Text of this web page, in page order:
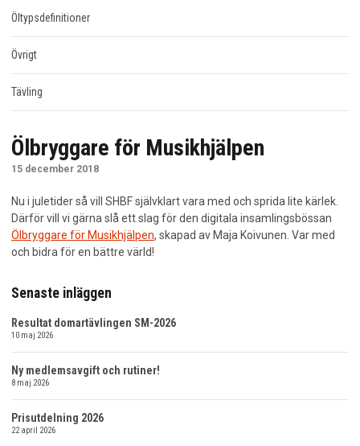
2023
2021
2020
2019
2018
KALENDARIUM
MINA SIDOR
KONTAKT
Öltypsdefinitioner
Övrigt
Tävling
Ölbryggare för Musikhjälpen
15 december 2018
Nu i juletider så vill SHBF självklart vara med och sprida lite kärlek.
Därför vill vi gärna slå ett slag för den digitala insamlingsbössan
Ölbryggare för Musikhjälpen, skapad av Maja Koivunen. Var med
och bidra för en bättre värld!
Senaste inläggen
Resultat domartävlingen SM-2026
10 maj 2026
Ny medlemsavgift och rutiner!
8 maj 2026
Prisutdelning 2026
22 april 2026